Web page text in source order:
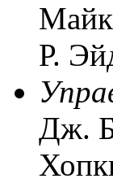
Р.
Дж.